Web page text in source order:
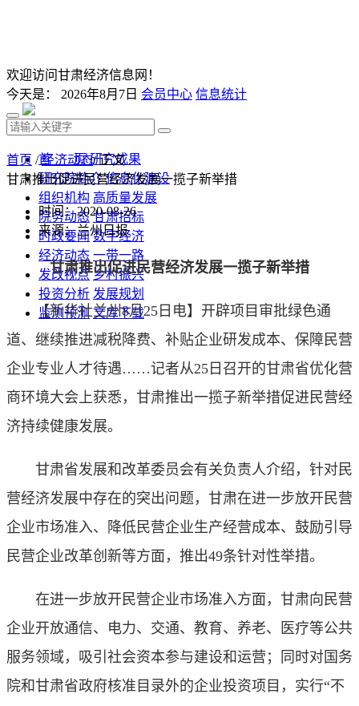
欢迎访问甘肃经济信息网！
今天是： 2026年8月7日 会员中心 信息统计
首 页 研究成果
研究院简介 信息化建设
组织机构 高质量发展
院务动态 甘肃招标
时政要闻 数字经济
经济动态 一带一路
发改视点 乡村振兴
投资分析 发展规划
监测预测 文库下载
首页 /经济动态/ 正文
甘肃推出促进民营经济发展一揽子新举措
时间：2020-08-26
来源：兰州日报
甘肃推出促进民营经济发展一揽子新举措
【新华社兰州8月25日电】开辟项目审批绿色通
道、继续推进减税降费、补贴企业研发成本、保障民营
企业专业人才待遇……记者从25日召开的甘肃省优化营
商环境大会上获悉，甘肃推出一揽子新举措促进民营经
济持续健康发展。
甘肃省发展和改革委员会有关负责人介绍，针对民
营经济发展中存在的突出问题，甘肃在进一步放开民营
企业市场准入、降低民营企业生产经营成本、鼓励引导
民营企业改革创新等方面，推出49条针对性举措。
在进一步放开民营企业市场准入方面，甘肃向民营
企业开放通信、电力、交通、教育、养老、医疗等公共
服务领域，吸引社会资本参与建设和运营；同时对国务
院和甘肃省政府核准目录外的企业投资项目，实行“不